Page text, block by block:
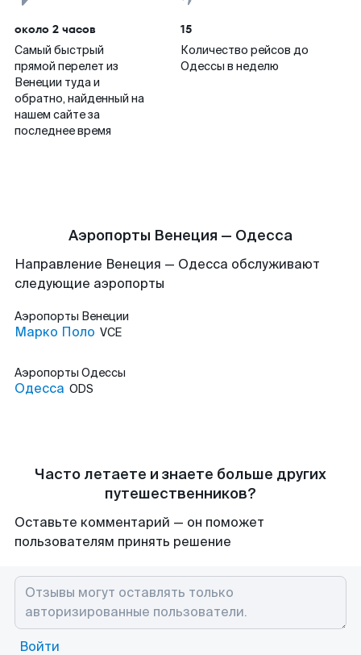
около 2 часов
Самый быстрый
прямой перелет из
Венеции туда и
обратно, найденный на
нашем сайте за
последнее время
15
Количество рейсов до
Одессы в неделю
Аэропорты Венеция — Одесса
Направление Венеция — Одесса обслуживают
следующие аэропорты
Аэропорты Венеции
Марко Поло VCE
Аэропорты Одессы
Одесса ODS
Часто летаете и знаете больше других
путешественников?
Оставьте комментарий — он поможет
пользователям принять решение
Войти